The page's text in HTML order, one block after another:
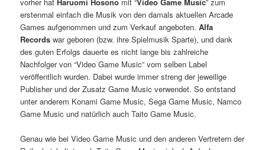
erstenmal einfach die Musik von den damals aktuellen Arcade
Games aufgenommen und zum Verkauf angeboten.Alfa
Records war geboren (bzw. ihre Spielmusik Sparte), und dank
des guten Erfolgs dauerte es nicht lange bis zahlreiche
Nachfolger von “Video Game Music” vom selben Label
veröffentlich wurden. Dabei wurde immer streng der jeweilige
Publisher und der Zusatz Game Music verwendet. So entstand
unter anderem Konami Game Music, Sega Game Music, Namco
Game Music und natürlich auch Taito Game Music.
Genau wie bei Video Game Music und den anderen Vertretern der